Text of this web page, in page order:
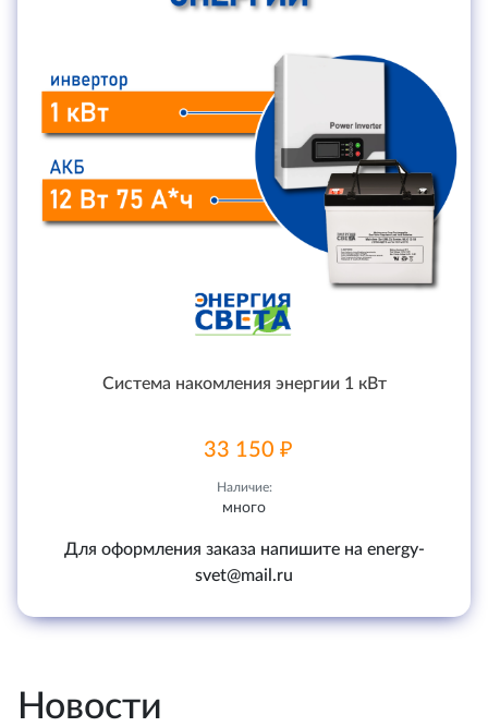
Система накомления энергии 1 кВт
33 150 ₽
Наличие:
много
Для оформления заказа напишите на energy-
svet@mail.ru
Новости